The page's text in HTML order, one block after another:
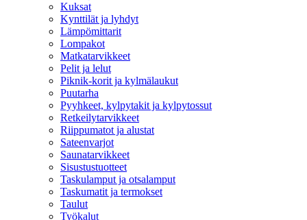
Kuksat
Kynttilät ja lyhdyt
Lämpömittarit
Lompakot
Matkatarvikkeet
Pelit ja lelut
Piknik-korit ja kylmälaukut
Puutarha
Pyyhkeet, kylpytakit ja kylpytossut
Retkeilytarvikkeet
Riippumatot ja alustat
Sateenvarjot
Saunatarvikkeet
Sisustustuotteet
Taskulamput ja otsalamput
Taskumatit ja termokset
Taulut
Työkalut